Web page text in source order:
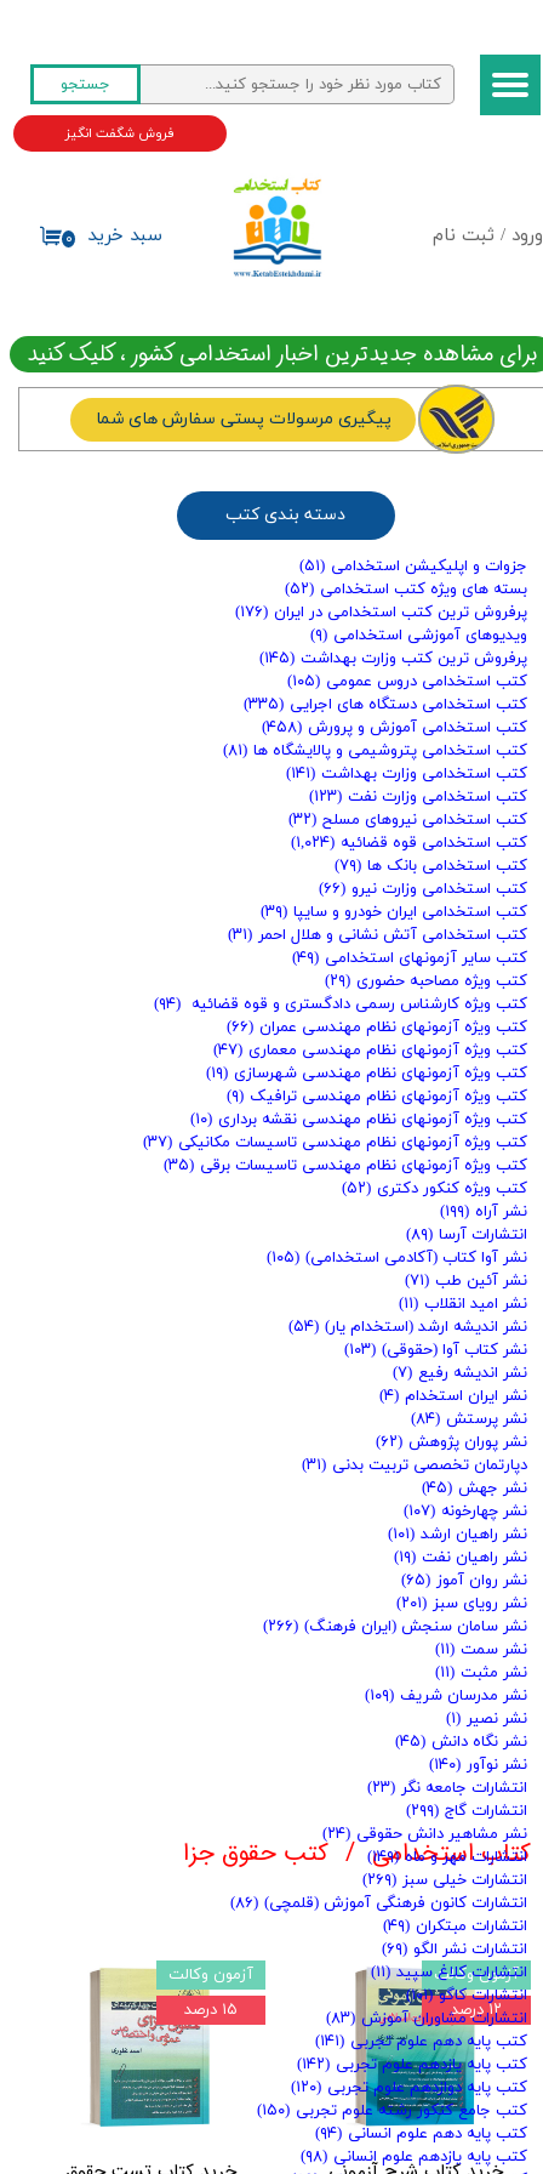
ورود / ثبت نام
حساب کاربری من
تغییر گذر واژه
جستجو
۰ سبد خرید
فروش شگفت انگیز
برای مشاهده جدیدترین اخبار استخدامی کشور ، کلیک کنید
پیگیری مرسولات پستی سفارش های شما
کتاب استخدامی کتب حقوق جزا
آزمون وکالت
۱۲ درصد
آزمون وکالت
۱۵ درصد
جزوات و اپلیکیشن استخدامی (۵۱)
بسته های ویژه کتب استخدامی (۵۲)
پرفروش ترین کتب استخدامی در ایران (۱۷۶)
ویدیوهای آموزشی استخدامی (۹)
پرفروش ترین کتب وزارت بهداشت (۱۴۵)
کتب استخدامی دروس عمومی (۱۰۵)
کتب استخدامی دستگاه های اجرایی (۳۳۵)
کتب استخدامی آموزش و پرورش (۴۵۸)
کتب استخدامی پتروشیمی و پالایشگاه ها (۸۱)
کتب استخدامی وزارت بهداشت (۱۴۱)
کتب استخدامی وزارت نفت (۱۲۳)
کتب استخدامی نیروهای مسلح (۳۲)
کتب استخدامی قوه قضائیه (۱,۰۲۴)
کتب استخدامی بانک ها (۷۹)
کتب استخدامی وزارت نیرو (۶۶)
کتب استخدامی ایران خودرو و سایپا (۳۹)
کتب استخدامی آتش نشانی و هلال احمر (۳۱)
کتب سایر آزمونهای استخدامی (۴۹)
کتب ویژه مصاحبه حضوری (۲۹)
کتب ویژه کارشناس رسمی دادگستری و قوه قضائیه (۹۴)
کتب ویژه آزمونهای نظام مهندسی عمران (۶۶)
کتب ویژه آزمونهای نظام مهندسی معماری (۴۷)
کتب ویژه آزمونهای نظام مهندسی شهرسازی (۱۹)
کتب ویژه آزمونهای نظام مهندسی ترافیک (۹)
کتب ویژه آزمونهای نظام مهندسی نقشه برداری (۱۰)
کتب ویژه آزمونهای نظام مهندسی تاسیسات مکانیکی (۳۷)
کتب ویژه آزمونهای نظام مهندسی تاسیسات برقی (۳۵)
کتب ویژه کنکور دکتری (۵۲)
نشر آراه (۱۹۹)
انتشارات آرسا (۸۹)
نشر آوا کتاب (آکادمی استخدامی) (۱۰۵)
نشر آئین طب (۷۱)
نشر امید انقلاب (۱۱)
نشر اندیشه ارشد (استخدام یار) (۵۴)
نشر کتاب آوا (حقوقی) (۱۰۳)
نشر اندیشه رفیع (۷)
نشر ایران استخدام (۴)
نشر پرستش (۸۴)
نشر پوران پژوهش (۶۲)
دپارتمان تخصصی تربیت بدنی (۳۱)
نشر جهش (۴۵)
نشر چهارخونه (۱۰۷)
نشر راهیان ارشد (۱۰۱)
نشر راهیان نفت (۱۹)
نشر روان آموز (۶۵)
نشر رویای سبز (۲۰۱)
نشر سامان سنجش (ایران فرهنگ) (۲۶۶)
نشر سمت (۱۱)
نشر مثبت (۱۱)
نشر مدرسان شریف (۱۰۹)
نشر نصیر (۱)
نشر نگاه دانش (۴۵)
نشر نوآور (۱۴۰)
انتشارات جامعه نگر (۲۳)
انتشارات گاج (۲۹۹)
نشر مشاهیر دانش حقوقی (۲۴)
انتشارات مهر و ماه (۱۴۹)
انتشارات خیلی سبز (۲۶۹)
انتشارات کانون فرهنگی آموزش (قلمچی) (۸۶)
انتشارات مبتکران (۴۹)
انتشارات نشر الگو (۶۹)
انتشارات کلاغ سپید (۱۱)
انتشارات کاگو (۱۰۱)
انتشارات مشاوران آموزش (۸۳)
کتب پایه دهم علوم تجربی (۱۴۱)
کتب پایه یازدهم علوم تجربی (۱۴۲)
کتب پایه دوازدهم علوم تجربی (۱۲۰)
کتب جامع کنکور رشته علوم تجربی (۱۵۰)
کتب پایه دهم علوم انسانی (۹۴)
کتب پایه یازدهم علوم انسانی (۹۸)
دسته بندی کتب